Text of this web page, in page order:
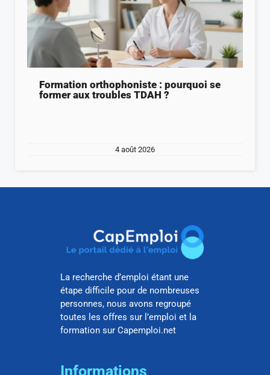
Formation orthophoniste : pourquoi se
former aux troubles TDAH ?
4 août 2026
La recherche d’emploi étant une
étape difficile pour de nombreuses
personnes, nous avons regroupé
toutes les offres sur l’emploi et la
formation sur Capemploi.net
Informations